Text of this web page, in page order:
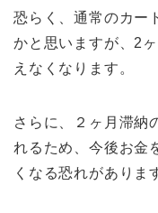
恐らく、通常のカー
かと思いますが、2
えなくなります。
さらに、２ヶ月滞納
れるため、今後お金
くなる恐れがありま